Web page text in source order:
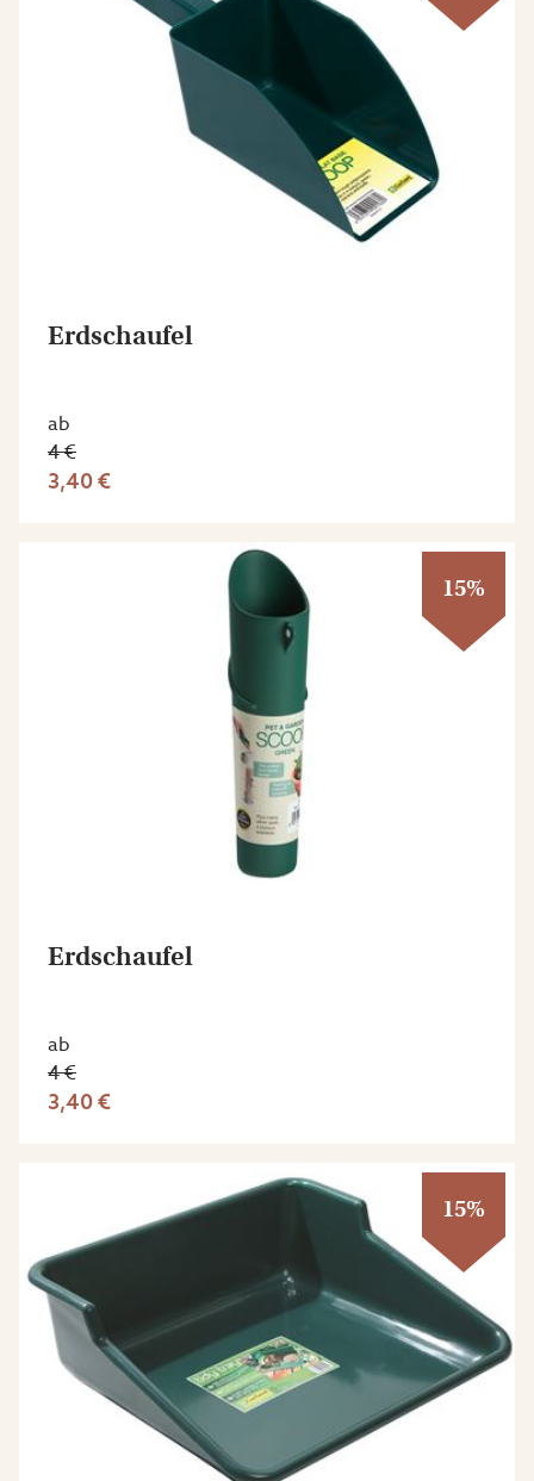
Erdschaufel
ab
4 €
3,40 €
15%
Erdschaufel
ab
4 €
3,40 €
15%